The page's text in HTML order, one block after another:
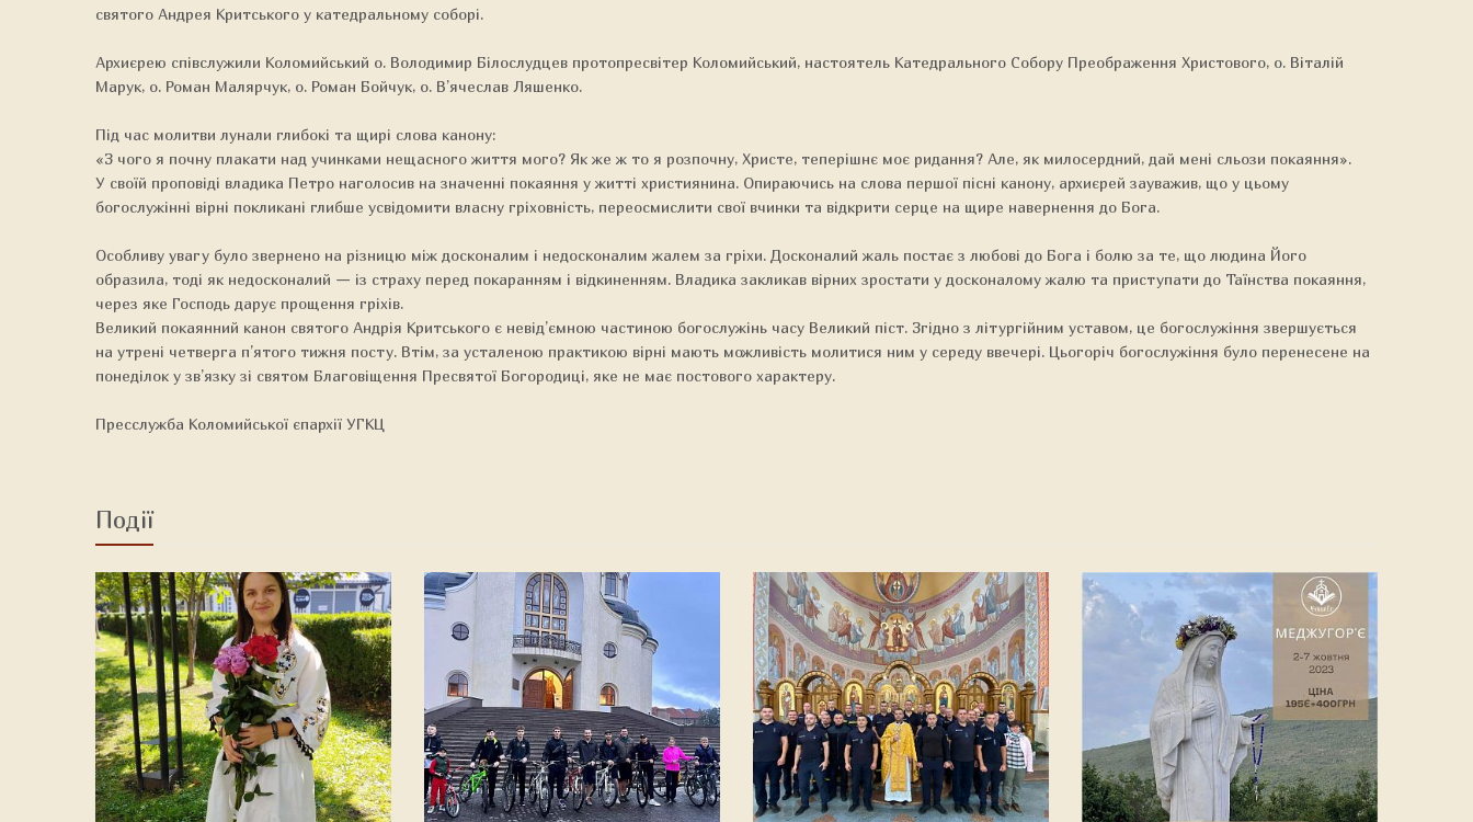
святого Андрея Критського у катедральному соборі.
Архиєрею співслужили Коломийський о. Володимир Білослудцев протопресвітер Коломийський, настоятель Катедрального Собору Преображення Христового, о. Віталій
Марук, о. Роман Малярчук, о. Роман Бойчук, о. В’ячеслав Ляшенко.
Під час молитви лунали глибокі та щирі слова канону:
«З чого я почну плакати над учинками нещасного життя мого? Як же ж то я розпочну, Христе, теперішнє моє ридання? Але, як милосердний, дай мені сльози покаяння».
У своїй проповіді владика Петро наголосив на значенні покаяння у житті християнина. Опираючись на слова першої пісні канону, архиєрей зауважив, що у цьому
богослужінні вірні покликані глибше усвідомити власну гріховність, переосмислити свої вчинки та відкрити серце на щире навернення до Бога.
Особливу увагу було звернено на різницю між досконалим і недосконалим жалем за гріхи. Досконалий жаль постає з любові до Бога і болю за те, що людина Його
образила, тоді як недосконалий — із страху перед покаранням і відкиненням. Владика закликав вірних зростати у досконалому жалю та приступати до Таїнства покаяння,
через яке Господь дарує прощення гріхів.
Великий покаянний канон святого Андрія Критського є невід’ємною частиною богослужінь часу Великий піст. Згідно з літургійним уставом, це богослужіння звершується
на утрені четверга п’ятого тижня посту. Втім, за усталеною практикою вірні мають можливість молитися ним у середу ввечері. Цьогоріч богослужіння було перенесене на
понеділок у зв’язку зі святом Благовіщення Пресвятої Богородиці, яке не має постового характеру.
Пресслужба Коломийської єпархії УГКЦ
Події